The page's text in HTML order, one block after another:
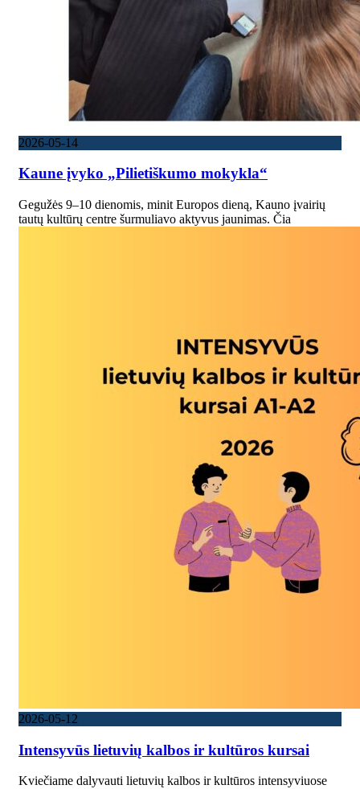
2026-05-14
Kaune įvyko „Pilietiškumo mokykla“
Gegužės 9–10 dienomis, minit Europos dieną, Kauno įvairių
tautų kultūrų centre šurmuliavo aktyvus jaunimas. Čia
2026-05-12
Intensyvūs lietuvių kalbos ir kultūros kursai
Kviečiame dalyvauti lietuvių kalbos ir kultūros intensyviuose